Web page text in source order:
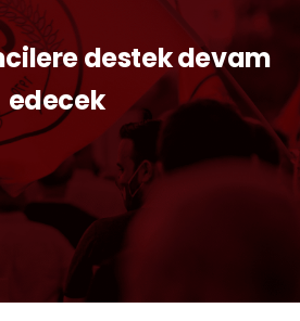
destek devam
edecek